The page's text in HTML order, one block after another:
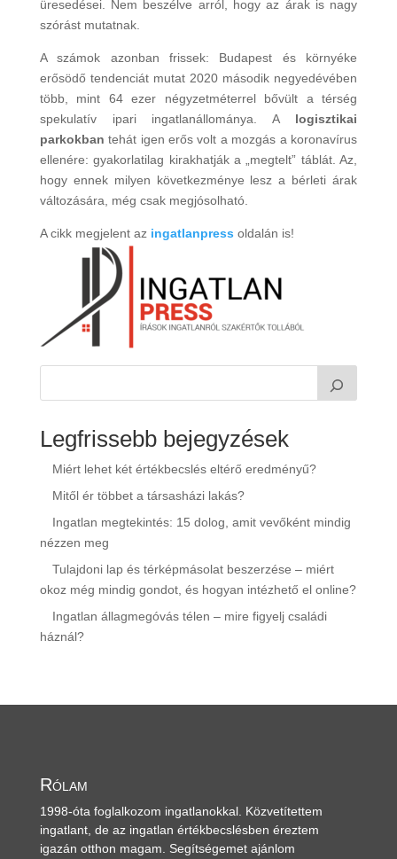
üresedései. Nem beszélve arról, hogy az árak is nagy
szórást mutatnak.
A számok azonban frissek: Budapest és környéke
erősödő tendenciát mutat 2020 második negyedévében
több, mint 64 ezer négyzetméterrel bővült a térség
spekulatív ipari ingatlanállománya. A logisztikai
parkokban tehát igen erős volt a mozgás a koronavírus
ellenére: gyakorlatilag kirakhatják a „megtelt” táblát. Az,
hogy ennek milyen következménye lesz a bérleti árak
változására, még csak megjósolható.
A cikk megjelent az ingatlanpress oldalán is!
Legfrissebb bejegyzések
Miért lehet két értékbecslés eltérő eredményű?
Mitől ér többet a társasházi lakás?
Ingatlan megtekintés: 15 dolog, amit vevőként mindig
nézzen meg
Tulajdoni lap és térképmásolat beszerzése – miért
okoz még mindig gondot, és hogyan intézhető el online?
Ingatlan állagmegóvás télen – mire figyelj családi
háznál?
Rólam
1998-óta foglalkozom ingatlanokkal. Közvetítettem
ingatlant, de az ingatlan értékbecslésben éreztem
igazán otthon magam. Segítségemet ajánlom